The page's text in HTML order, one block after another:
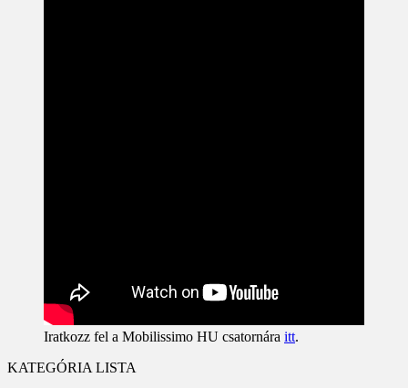
Iratkozz fel a Mobilissimo HU csatornára itt.
KATEGÓRIA LISTA